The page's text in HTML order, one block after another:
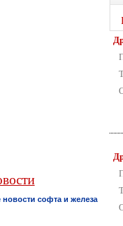
новости софта и железа